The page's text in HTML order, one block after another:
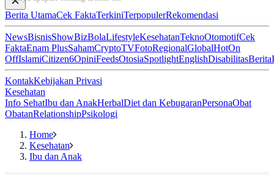
Berita UtamaCek FaktaTerkiniTerpopulerRekomendasi
NewsBisnisShowBizBolaLifestyleKesehatanTeknoOtomotifCek
FaktaEnam PlusSahamCryptoTVFotoRegionalGlobalHotOn
OffIslamiCitizen6OpiniFeedsOtosiaSpotlightEnglishDisabilitasBerita
KontakKebijakan Privasi
Kesehatan
Info SehatIbu dan AnakHerbalDiet dan KebugaranPersonaObat
ObatanRelationshipPsikologi
Home
Kesehatan
Ibu dan Anak